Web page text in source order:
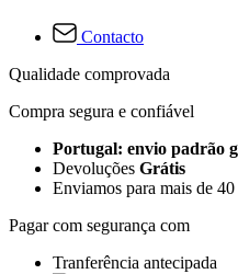
Contacto
Qualidade comprovada
Compra segura e confiável
Portugal: envio padrão
Devoluções Grátis
Enviamos para mais de
Pagar com segurança com
Tranferência antecipada